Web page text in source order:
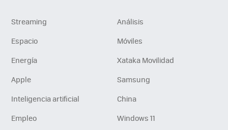
Streaming
Análisis
Espacio
Móviles
Energía
Xataka Movilidad
Apple
Samsung
Inteligencia artificial
China
Empleo
Windows 11